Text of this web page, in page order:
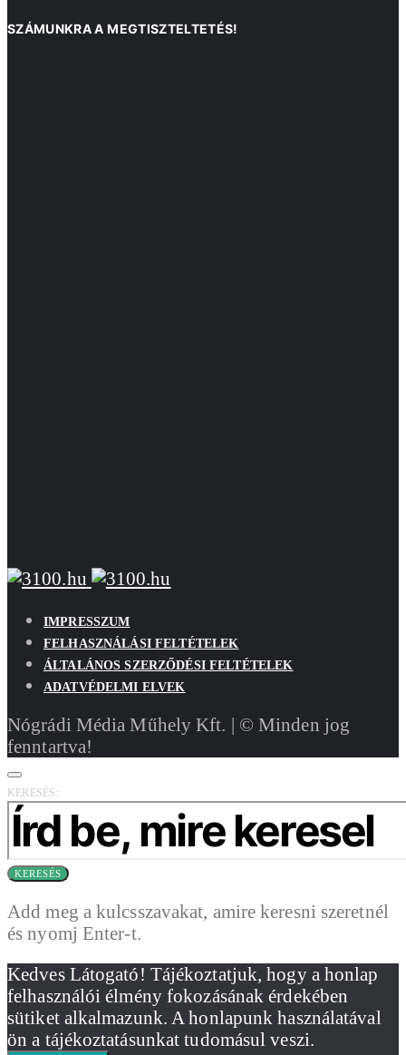
SZÁMUNKRA A MEGTISZTELTETÉS!
IMPRESSZUM
FELHASZNÁLÁSI FELTÉTELEK
ÁLTALÁNOS SZERZŐDÉSI FELTÉTELEK
ADATVÉDELMI ELVEK
Nógrádi Média Műhely Kft. | © Minden jog
fenntartva!
KERESÉS:
KERESÉS
Add meg a kulcsszavakat, amire keresni szeretnél
és nyomj Enter-t.
Kedves Látogató! Tájékoztatjuk, hogy a honlap
felhasználói élmény fokozásának érdekében
sütiket alkalmazunk. A honlapunk használatával
ön a tájékoztatásunkat tudomásul veszi.